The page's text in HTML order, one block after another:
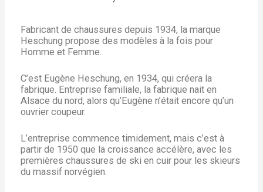
Fabricant de chaussures depuis 1934, la marque
Heschung propose des modèles à la fois pour
Homme et Femme.
C’est Eugène Heschung, en 1934, qui créera la
fabrique. Entreprise familiale, la fabrique nait en
Alsace du nord, alors qu’Eugène n’était encore qu’un
ouvrier coupeur.
L’entreprise commence timidement, mais c’est à
partir de 1950 que la croissance accélère, avec les
premières chaussures de ski en cuir pour les skieurs
du massif norvégien.